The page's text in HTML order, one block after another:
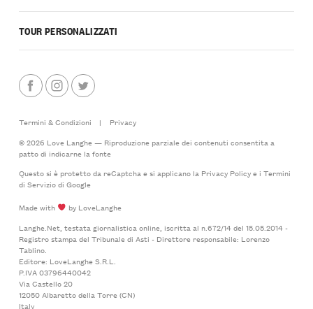
TOUR PERSONALIZZATI
Termini & Condizioni |
Privacy
© 2026 Love Langhe — Riproduzione parziale dei contenuti consentita a
patto di indicarne la fonte
Questo si è protetto da reCaptcha e si applicano la Privacy Policye i Termini
di Serviziodi Google
Made with
by LoveLanghe
Langhe.Net, testata giornalistica online, iscritta al n.672/14 del 15.05.2014 -
Registro stampa del Tribunale di Asti - Direttore responsabile: Lorenzo
Tablino.
Editore: LoveLanghe S.R.L.
P.IVA 03796440042
Via Castello 20
12050 Albaretto della Torre (CN)
Italy